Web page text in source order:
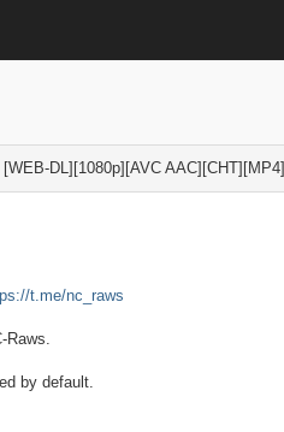
DL][1080p][AVC AAC][CHT][MP4]
t.me/nc_raws
Raws.
by default.